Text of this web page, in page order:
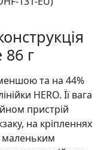
г
та на 44%
HERO. Її вага
пристрій
на кріпленнях
маленьким